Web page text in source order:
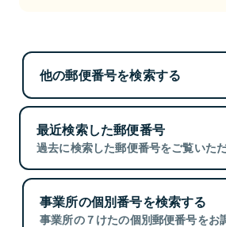
他の郵便番号を検索する
最近検索した郵便番号
過去に検索した郵便番号をご覧いただ
事業所の個別番号を検索する
事業所の７けたの個別郵便番号をお